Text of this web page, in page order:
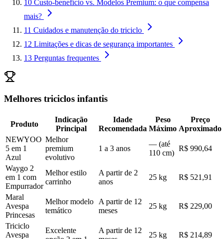
10 Custo-benefício vs. Modelos Premium: o que compensa
mais?
11 Cuidados e manutenção do triciclo
12 Limitações e dicas de segurança importantes
13 Perguntas frequentes
Melhores triciclos infantis
Produto
Indicação
Principal
Idade
Recomendada
Peso
Máximo
Preço
Aproximado
NEWYOO
5 em 1
Azul
Melhor
premium
evolutivo
1 a 3 anos
— (até
110 cm)
R$ 990,64
Waygo 2
em 1 com
Empurrador
Melhor estilo
carrinho
A partir de 2
anos
25 kg R$ 521,91
Maral
Avespa
Princesas
Melhor modelo
temático
A partir de 12
meses
25 kg R$ 229,00
Triciclo
Avespa
Excelente
A partir de 12
25 kg R$ 214,89